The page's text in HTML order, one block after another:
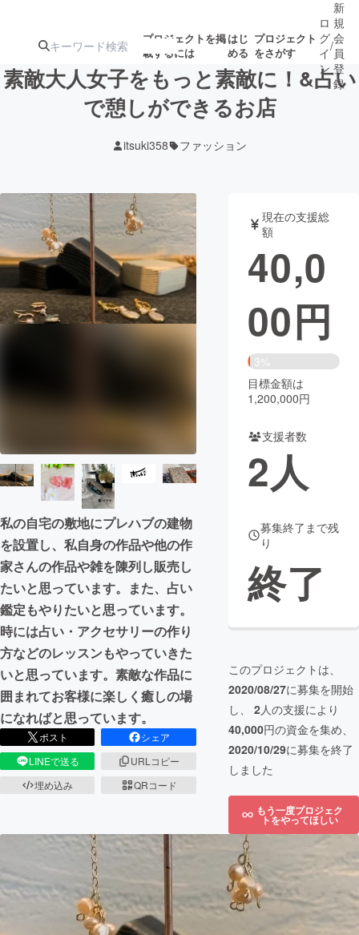
プロジェクトを掲
載するには
はじ
める
プロジェクト
をさがす
ジェクト
ロジェクト
アート・写真 音楽
テクノロジー・ガジェット ゲーム・
映像・映画 書籍・雑誌
ビジネス・起業 チャレンジ
CAMPFIRE Creation
CAMPFIREふるさと納税machi-ya コミュニティ
ロ
グ
イ
ン
/
新
規
会
員
登
録
素敵大人女子をもっと素敵に！&占い
で憩しができるお店
itsuki358 ファッション
私の自宅の敷地にプレハブの建物
を設置し、私自身の作品や他の作
家さんの作品や雑を陳列し販売し
たいと思っています。また、占い
鑑定もやりたいと思っています。
時には占い・アクセサリーの作り
方などのレッスンもやっていきた
いと思っています。素敵な作品に
囲まれてお客様に楽しく癒しの場
になればと思っています。
ポスト
シェア
LINEで送る
URLコピー
埋め込み
QRコード
現在の支援総
額
40,0
00円
3%
目標金額は
1,200,000円
支援者数
2人
募集終了まで残
り
終了
このプロジェクトは、
2020/08/27に募集を開始
し、 2人の支援により
40,000円の資金を集め、
2020/10/29に募集を終了
しました
もう一度プロジェク
トをやってほしい